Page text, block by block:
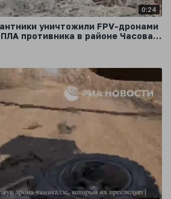
0:24
уничтожили FPV-дронами
противника в районе Часова